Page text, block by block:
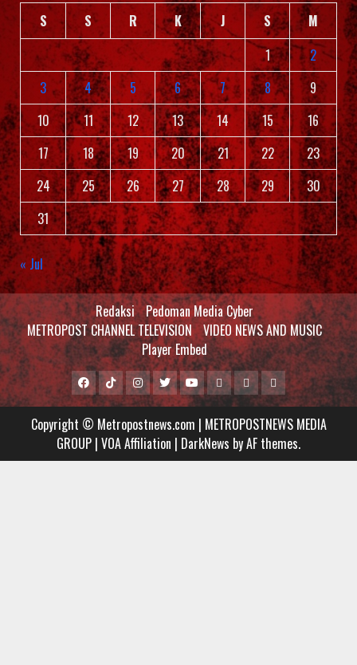
S S R K J S
M
1
2
3
4 5 6 7 8
9
10
11 12 13 14 15
16
17
18 19 20 21 22
23
24
25 26 27 28 29
30
31
« Jul
Redaksi Pedoman Media Cyber
METROPOST CHANNEL TELEVISION VIDEO NEWS AND MUSIC
Player Embed
Facebook
Tiktok
Metropostnews
Media
Group
Instagram
TwitterYoutubeMCTVVIDEO
NEWS
AND
MUSIC
Player
Embed
Copyright © Metropostnews.com | METROPOSTNEWS MEDIA
GROUP | VOA Affiliation | DarkNews by AF themes.